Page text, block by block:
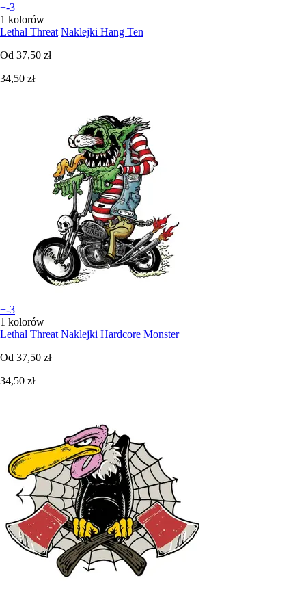
+-3
1 kolorów
Lethal Threat Naklejki Hang Ten
Od 37,50 zł
34,50 zł
+-3
1 kolorów
Lethal Threat Naklejki Hardcore Monster
Od 37,50 zł
34,50 zł